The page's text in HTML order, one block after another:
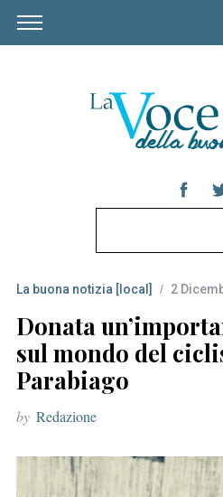
r
c
h
f
o
r
La buona notizia [local] 2
Donata
sul mondo del
Parabiago
by Redazione